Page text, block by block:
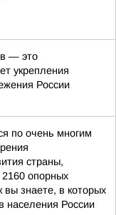
— это
укрепления
России
по очень многим
страны,
опорных
вы знаете, в которых
населения России